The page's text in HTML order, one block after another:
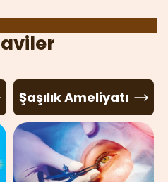
Şaşılık Ameliyatı